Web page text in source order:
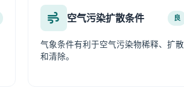
空气污染扩散条件 良
气象条件有利于空气污染物稀释、扩散
和清除。